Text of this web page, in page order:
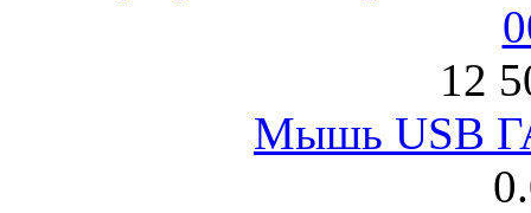
12
Мышь USB